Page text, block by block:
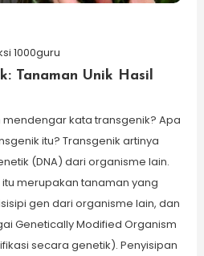
1000guru
Tanaman Unik Hasil
kata transgenik? Apa
itu? Transgenik artinya
(DNA) dari organisme lain.
merupakan tanaman yang
gen dari organisme lain, dan
Genetically Modified Organism
secara genetik). Penyisipan